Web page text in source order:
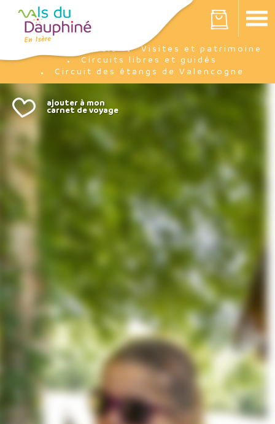
Votre panier est vide
J'y suis
Visites et patrimoine
Circuits libres et guidés
Circuit des étangs de Valencogne
Panneau de gestion des cookies